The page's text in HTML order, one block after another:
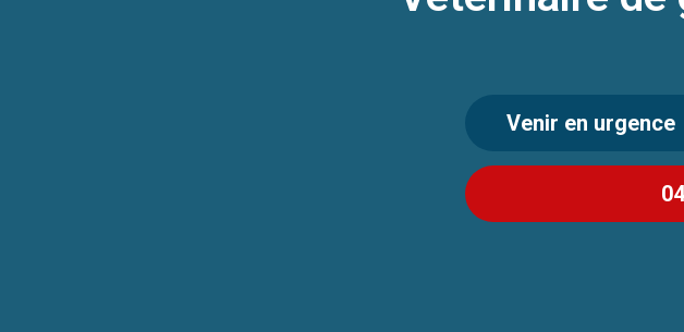
Venir en urgence